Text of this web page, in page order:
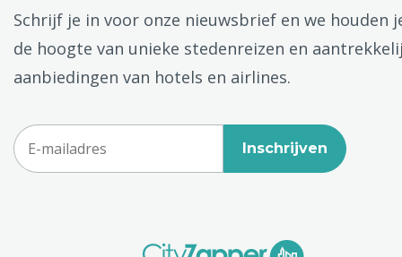
Schrijf je in voor onze nieuwsbrief en we houden
de hoogte van unieke stedenreizen en
aanbiedingen van hotels en airlines.
Inschrijven